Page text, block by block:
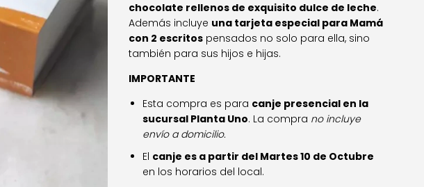
chocolate rellenos de exquisito dulce de leche.
Además incluye una tarjeta especial para Mamá
con 2 escritos pensados no solo para ella, sino
también para sus hijos e hijas.
IMPORTANTE
Esta compra es para canje presencial en la
sucursal Planta Uno. La compra no incluye
envío a domicilio.
El canje es a partir del Martes 10 de Octubre
en los horarios del local.